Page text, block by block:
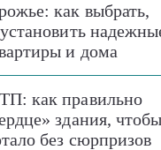
как выбрать,
установить
и дома
как правильно
здания, чтобы
без сюрпризов